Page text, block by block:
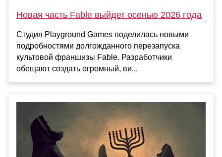
Новая часть Fable выйдет осенью 2026 года
Студия Playground Games поделилась новыми
подробностями долгожданного перезапуска
культовой франшизы Fable. Разработчики
обещают создать огромный, ви...